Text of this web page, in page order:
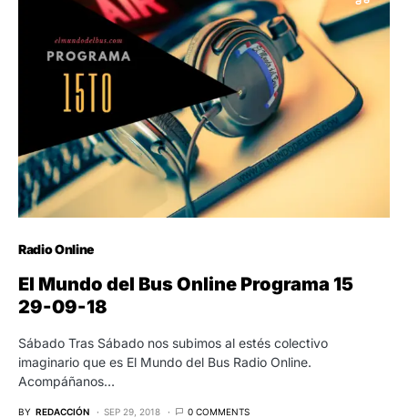
Radio Online
El Mundo del Bus Online Programa 15
29-09-18
Sábado Tras Sábado nos subimos al estés colectivo
imaginario que es El Mundo del Bus Radio Online.
Acompáñanos…
BY REDACCIÓN SEP 29, 2018 0 COMMENTS